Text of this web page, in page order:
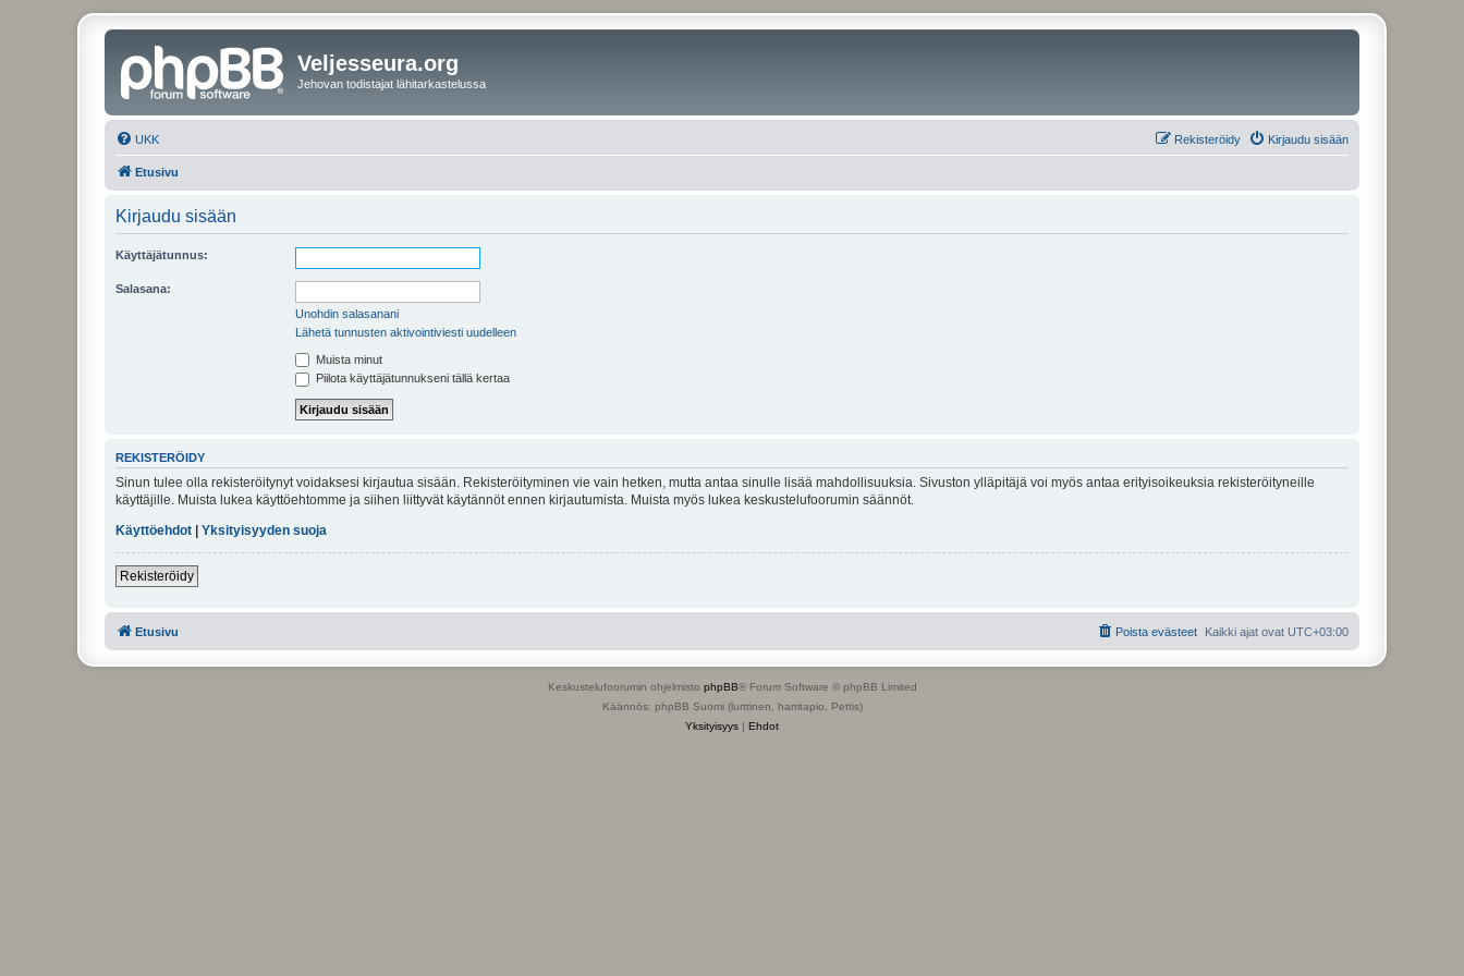
Veljesseura.org
Jehovan todistajat lähitarkastelussa
UKK Kirjaudu sisään
Rekisteröidy
Etusivu
Kirjaudu sisään
Käyttäjätunnus:
Salasana:
Unohdin salasanani
Lähetä tunnusten aktivointiviesti uudelleen
Muista minut
Piilota käyttäjätunnukseni tällä kertaa
REKISTERÖIDY
Sinun tulee olla rekisteröitynyt voidaksesi kirjautua sisään. Rekisteröityminen vie vain hetken, mutta antaa sinulle lisää mahdollisuuksia. Sivuston ylläpitäjä voi myös antaa erityisoikeuksia rekisteröityneille
käyttäjille. Muista lukea käyttöehtomme ja siihen liittyvät käytännöt ennen kirjautumista. Muista myös lukea keskustelufoorumin säännöt.
Käyttöehdot
Yksityisyyden suoja
Rekisteröidy
Etusivu Kaikki ajat ovat UTC+03:00
Poista evästeet
Keskustelufoorumin ohjelmisto phpBB® Forum Software © phpBB Limited
Käännös: phpBB Suomi (lurttinen, harritapio, Pettis)
Yksityisyys | Ehdot